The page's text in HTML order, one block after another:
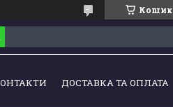
Кошик
ДОСТАВКА ТА ОПЛАТА